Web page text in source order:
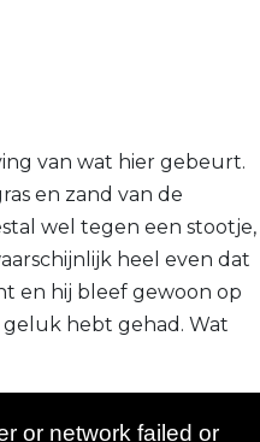
van wat hier gebeurt.
en zand van de
wel tegen een stootje,
heel even dat
en hij bleef gewoon op
hebt gehad. Wat